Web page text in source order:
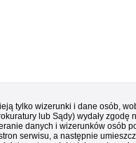
tylko wizerunki i dane osób,
lub Sądy) wydały zgodę
danych i wizerunków osób
serwisu, a następnie